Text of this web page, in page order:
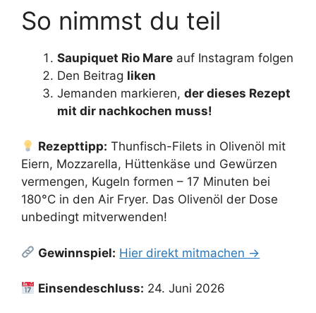
So nimmst du teil
Saupiquet Rio Mare auf Instagram folgen
Den Beitrag liken
Jemanden markieren, der dieses Rezept
mit dir nachkochen muss!
Rezepttipp: Thunfisch-Filets in Olivenöl mit
Eiern, Mozzarella, Hüttenkäse und Gewürzen
vermengen, Kugeln formen – 17 Minuten bei
180°C in den Air Fryer. Das Olivenöl der Dose
unbedingt mitverwenden!
Gewinnspiel: Hier direkt mitmachen →
Einsendeschluss: 24. Juni 2026